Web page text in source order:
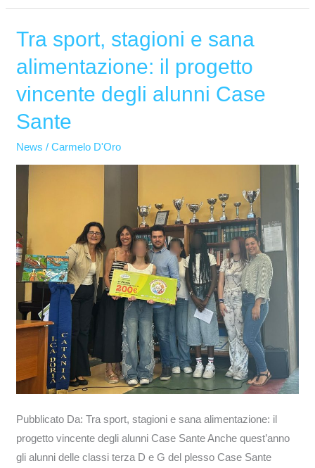
Tra sport, stagioni e sana
alimentazione: il progetto
vincente degli alunni Case
Sante
News /Carmelo D'Oro
Pubblicato Da: Tra sport, stagioni e sana alimentazione: il
progetto vincente degli alunni Case Sante Anche quest’anno
gli alunni delle classi terza D e G del plesso Case Sante
Tra
stagioni
e
alimentazione:
il
progetto
Case
Sante